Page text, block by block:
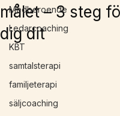
Medberoende
Ledarcoaching
KBT
samtalsterapi
familjeterapi
säljcoaching
målet – 3 steg
dig dit